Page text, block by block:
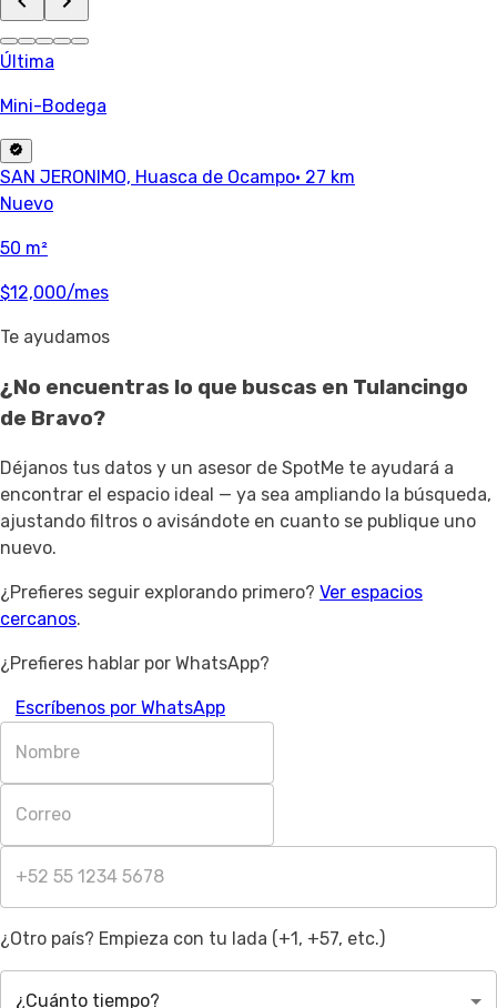
Última
Mini-Bodega
SAN JERONIMO, Huasca de Ocampo· 27 km
Nuevo
50 m²
$12,000/mes
Te ayudamos
¿No encuentras lo que buscas en Tulancingo
de Bravo?
Déjanos tus datos y un asesor de SpotMe te ayudará a
encontrar el espacio ideal — ya sea ampliando la búsqueda,
ajustando filtros o avisándote en cuanto se publique uno
nuevo.
¿Prefieres seguir explorando primero? Ver espacios
cercanos.
¿Prefieres hablar por WhatsApp?
Escríbenos por WhatsApp
¿Otro país? Empieza con tu lada (+1, +57, etc.)
¿Cuánto tiempo?